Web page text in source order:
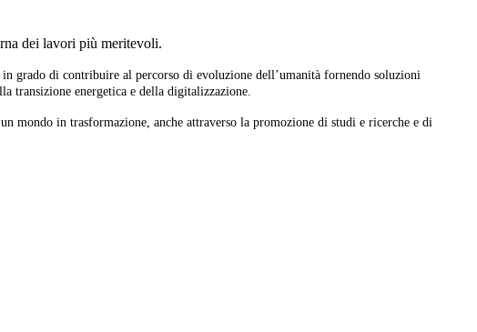
dei lavori più meritevoli.
grado di contribuire al percorso di evoluzione dell’umanità fornendo soluzioni
transizione energetica e della digitalizzazione.
mondo in trasformazione, anche attraverso la promozione di studi e ricerche e di